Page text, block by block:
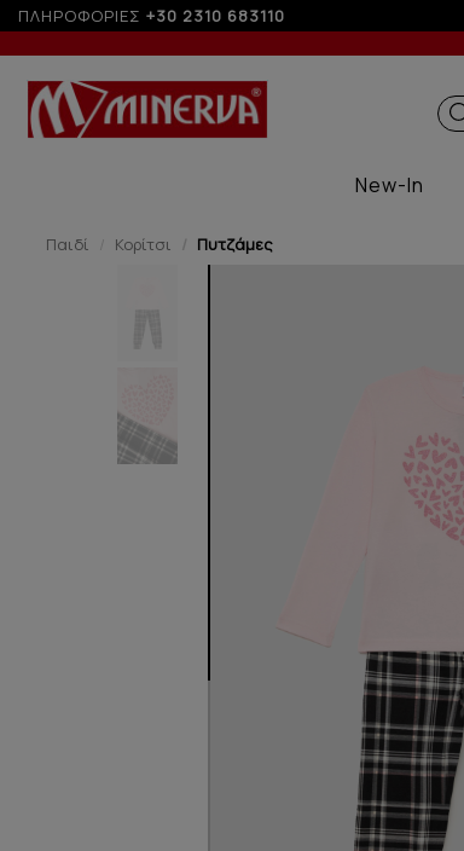
ΠΛΗΡΟΦΟΡΙΕΣ +30 2310 683110
New-In
Παιδί Κορίτσι Πυτζάμες